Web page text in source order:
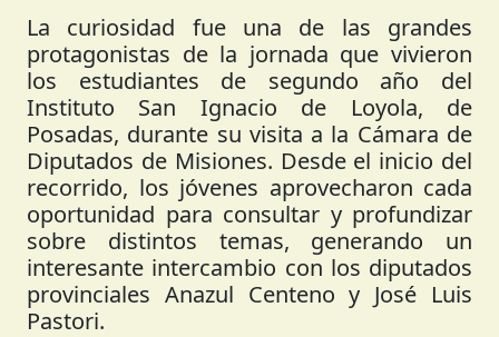
La curiosidad fue una de las grandes
protagonistas de la jornada que vivieron
los estudiantes de segundo año del
Instituto San Ignacio de Loyola, de
Posadas, durante su visita a la Cámara de
Diputados de Misiones. Desde el inicio del
recorrido, los jóvenes aprovecharon cada
oportunidad para consultar y profundizar
sobre distintos temas, generando un
interesante intercambio con los diputados
provinciales Anazul Centeno y José Luis
Pastori.